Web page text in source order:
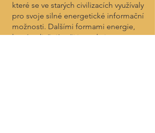
které se ve starých civilizacích využívaly
pro svoje silné energetické informační
možnosti. Dalšími formami energie,
které ovlivňují naši interakci s